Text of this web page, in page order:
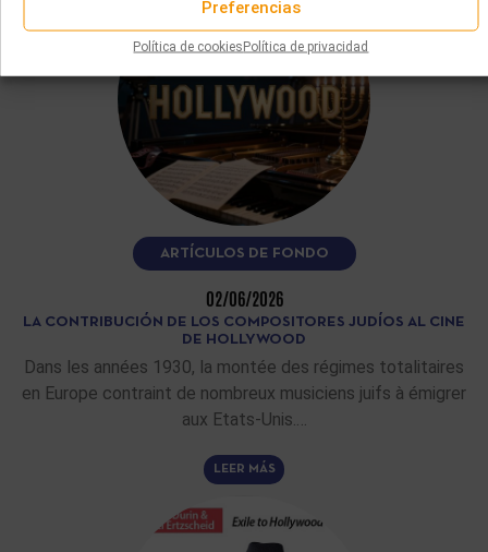
Preferencias
Política de cookiesPolítica de privacidad
ARTÍCULOS DE FONDO
02/06/2026
LA CONTRIBUCIÓN DE LOS COMPOSITORES JUDÍOS AL CINE
DE HOLLYWOOD
Dans les années 1930, la montée des régimes totalitaires
en Europe contraint de nombreux musiciens juifs à émigrer
aux Etats-Unis.…
LEER MÁS